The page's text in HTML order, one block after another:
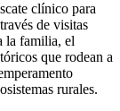
clínico para
de visitas
la familia, el
que rodean a
rurales.